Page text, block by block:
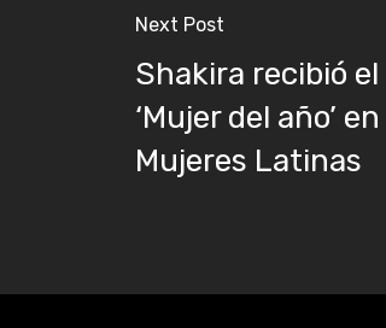
Next Post
Shakira recibió
‘Mujer del año’
Mujeres Latinas